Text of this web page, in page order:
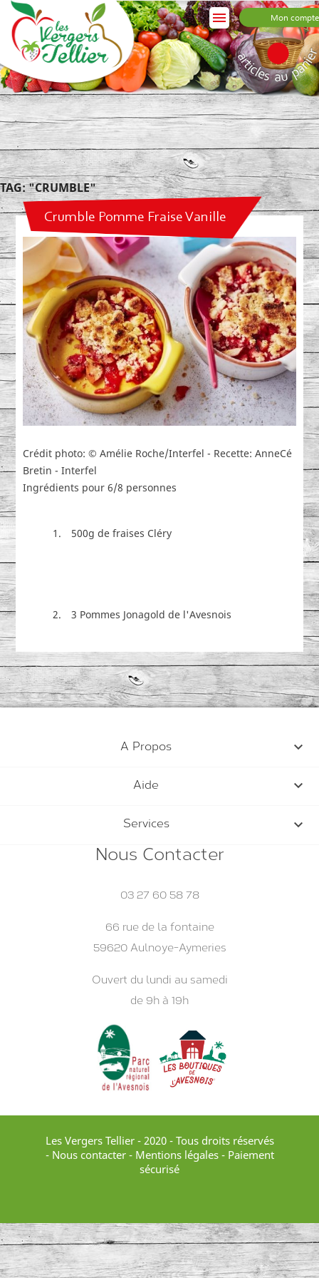
 Mon compte
TAG: "CRUMBLE"
Crumble Pomme Fraise Vanille
Crédit photo: © Amélie Roche/Interfel - Recette: AnneCé
Bretin - Interfel
Ingrédients pour 6/8 personnes
500g de fraises Cléry
3 Pommes Jonagold de l'Avesnois
80 g de Farine Artisanale
45 g de Beurre doux fermier de la Ferme
30g de Sucre en Poudre
A Propos 
Aide 
Services 
Nous Contacter
03 27 60 58 78
66 rue de la fontaine
59620 Aulnoye-Aymeries
Ouvert du lundi au samedi
de 9h à 19h
Les Vergers Tellier - 2020 - Tous droits réservés
- Nous contacter- Mentions légales- Paiement
sécurisé